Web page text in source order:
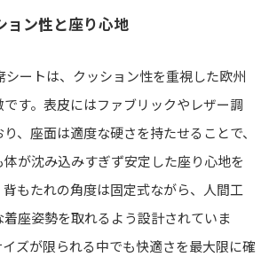
ョン性と座り心地
シートは、クッション性を重視した欧州
す。表皮にはファブリックやレザー調
、座面は適度な硬さを持たせることで、
が沈み込みすぎず安定した座り心地を
もたれの角度は固定式ながら、人間工
座姿勢を取れるよう設計されていま
ズが限られる中でも快適さを最大限に確